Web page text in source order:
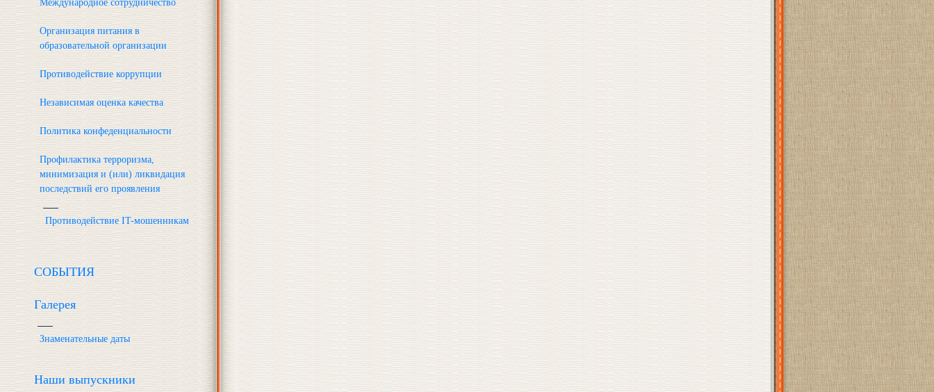
Международное сотрудничество
Организация питания в
образовательной организации
Противодействие коррупции
Независимая оценка качества
Политика конфеденциальности
Профилактика терроризма,
минимизация и (или) ликвидация
последствий его проявления
Противодействие IT-мошенникам
СОБЫТИЯ
Галерея
Знаменательные даты
Наши выпускники